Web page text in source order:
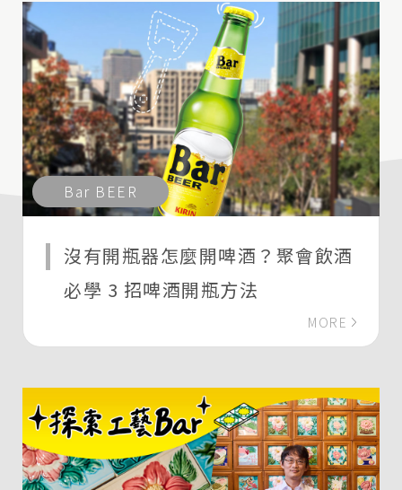
Bar BEER
沒有開瓶器怎麼開啤酒？聚會飲酒
必學 3 招啤酒開瓶方法
MORE